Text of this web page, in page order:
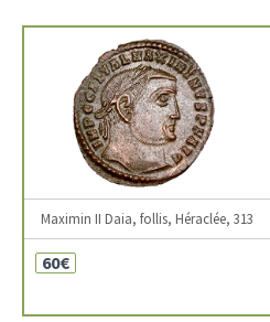
Maximin II Daia, follis, Héraclée, 313
60€